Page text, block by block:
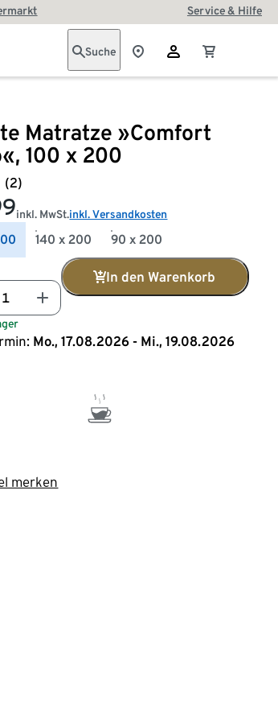
Service & Hilfe
Suche
Matratze »Comfort
100 x 200
(2)
inkl. MwSt.inkl. Versandkosten
140 x 200 90 x 200
In den Warenkorb
Mo., 17.08.2026 - Mi., 19.08.2026
merken